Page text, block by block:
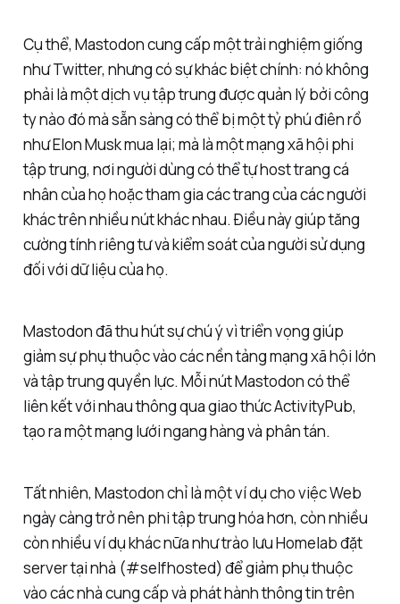
Cụ thể, Mastodon cung cấp một trải nghiệm giống
như Twitter, nhưng có sự khác biệt chính: nó không
phải là một dịch vụ tập trung được quản lý bởi công
ty nào đó mà sẵn sàng có thể bị một tỷ phú điên rồ
như Elon Musk mua lại; mà là một mạng xã hội phi
tập trung, nơi người dùng có thể tự host trang cá
nhân của họ hoặc tham gia các trang của các người
khác trên nhiều nút khác nhau. Điều này giúp tăng
cường tính riêng tư và kiểm soát của người sử dụng
đối với dữ liệu của họ.
Mastodon đã thu hút sự chú ý vì triển vọng giúp
giảm sự phụ thuộc vào các nền tảng mạng xã hội lớn
và tập trung quyền lực. Mỗi nút Mastodon có thể
liên kết với nhau thông qua giao thức ActivityPub,
tạo ra một mạng lưới ngang hàng và phân tán.
Tất nhiên, Mastodon chỉ là một ví dụ cho việc Web
ngày càng trở nên phi tập trung hóa hơn, còn nhiều
còn nhiều ví dụ khác nữa như trào lưu Homelab đặt
server tại nhà (#selfhosted) để giảm phụ thuộc
vào các nhà cung cấp và phát hành thông tin trên